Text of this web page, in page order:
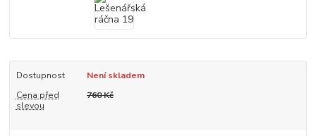
Dostupnost
Není skladem
Cena před
slevou
760 Kč